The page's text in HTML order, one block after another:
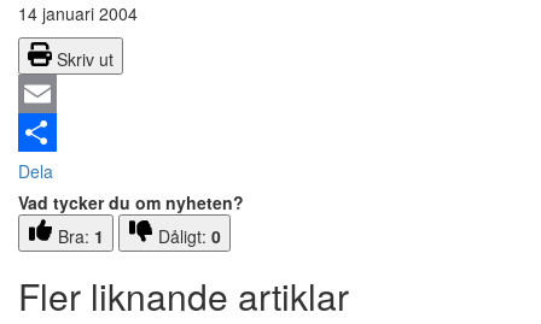
14 januari 2004
Skriv ut
Email
Dela
Vad tycker du om nyheten?
Bra: 1 Dåligt: 0
Fler liknande artiklar